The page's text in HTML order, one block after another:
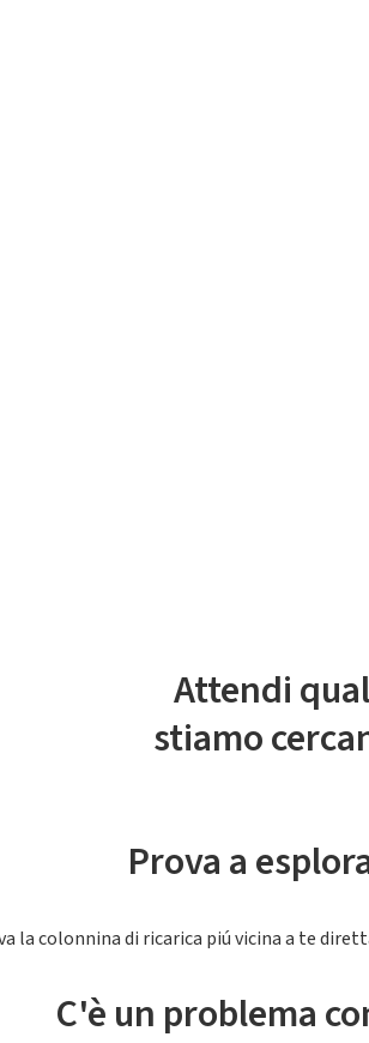
Attendi
stiamo
Prova a
la colonnina di ricarica piú vicina a te
C'è un problema